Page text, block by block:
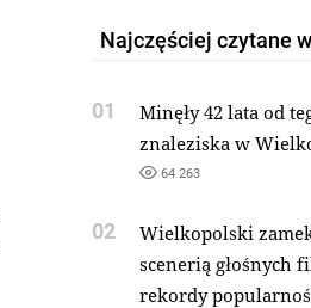
Najczęściej czytane
01
Minęły 42 lata od
znaleziska w
64 263
02
Wielkopolski
scenerią głośnych
rekordy